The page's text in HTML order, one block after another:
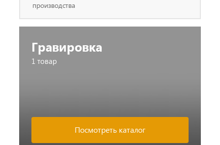
производства
Гравировка
1 товар
Посмотреть каталог